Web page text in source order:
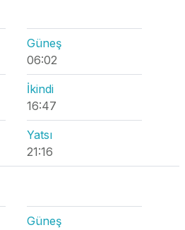
Güneş
06:02
İkindi
16:47
Yatsı
21:16
Güneş